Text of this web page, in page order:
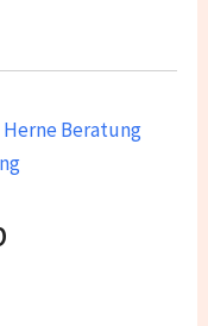
Herne Beratung